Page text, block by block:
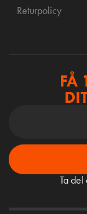
Returpolicy
FÅ
Ta